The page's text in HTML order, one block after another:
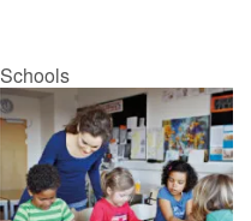
Schools